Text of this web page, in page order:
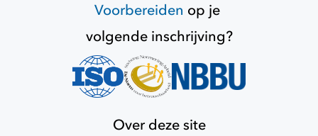
Voorbereiden op je
volgende inschrijving?
Over deze site